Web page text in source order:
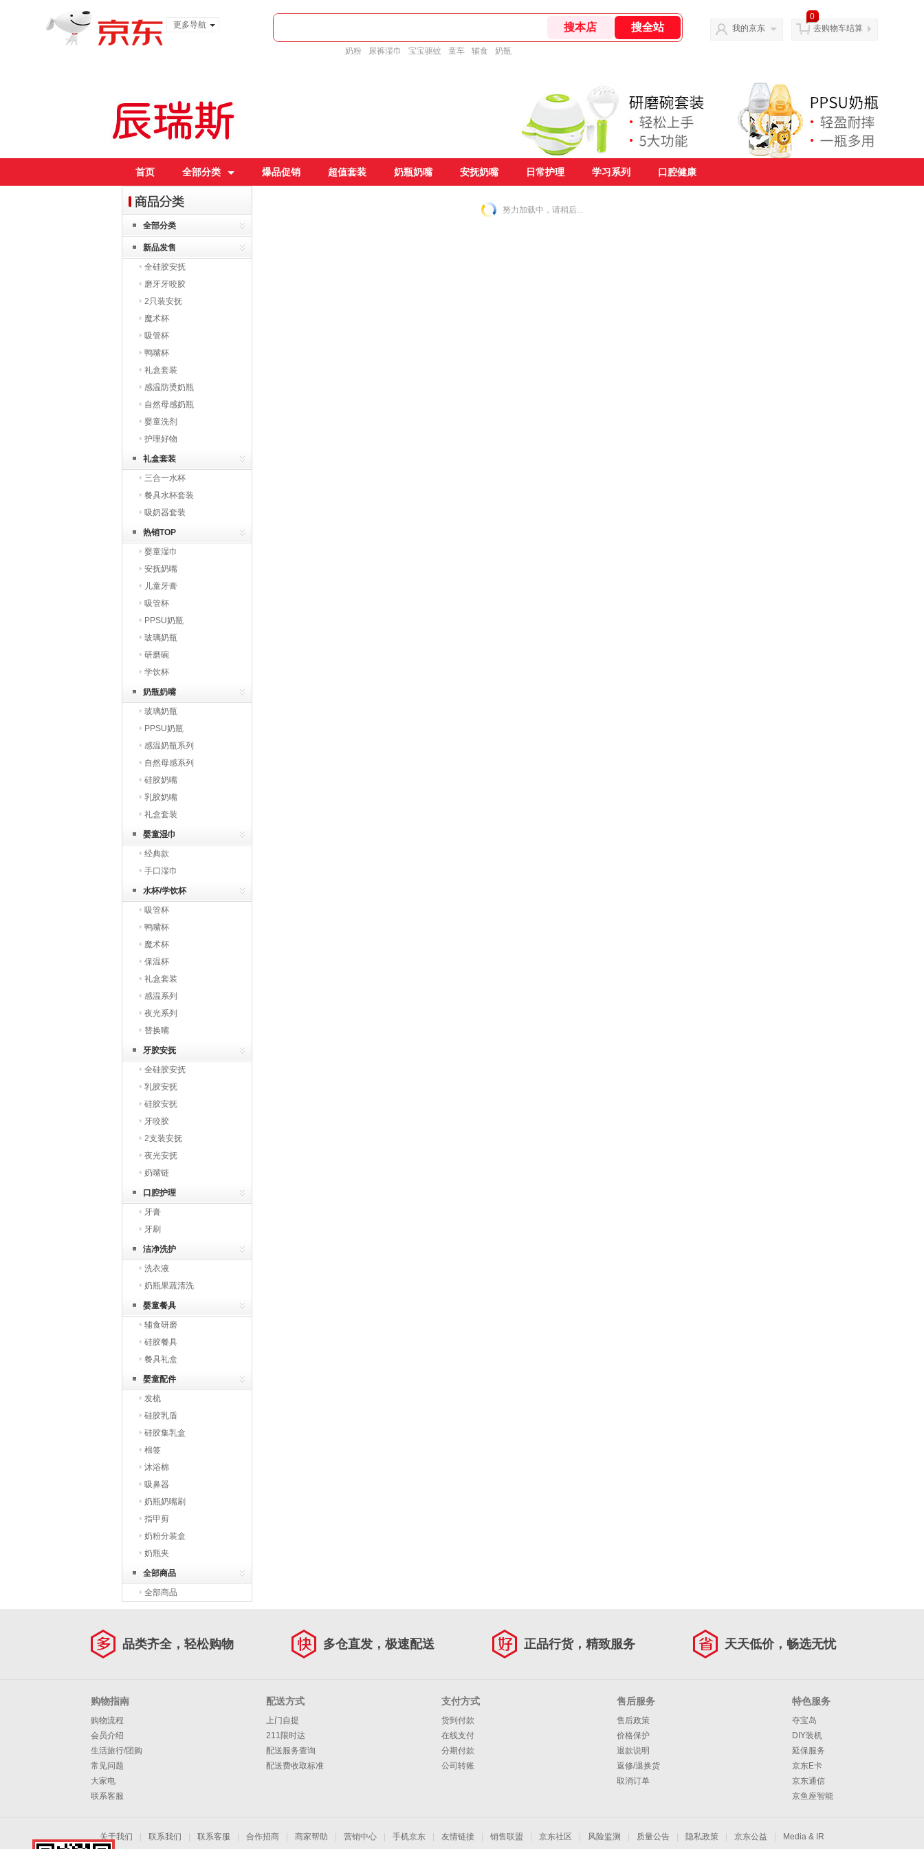
更多导航
奶粉 尿裤湿巾 宝宝驱蚊 童车 辅食 奶瓶
我的京东
0
去购物车结算
首页 全部分类 爆品促销 超值套装 奶瓶奶嘴 安抚奶嘴 日常护理 学习系列 口腔健康
全部分类
新品发售
全硅胶安抚
磨牙牙咬胶
2只装安抚
魔术杯
吸管杯
鸭嘴杯
礼盒套装
感温防烫奶瓶
自然母感奶瓶
婴童洗剂
护理好物
礼盒套装
三合一水杯
餐具水杯套装
吸奶器套装
热销TOP
婴童湿巾
安抚奶嘴
儿童牙膏
吸管杯
PPSU奶瓶
玻璃奶瓶
研磨碗
学饮杯
奶瓶奶嘴
玻璃奶瓶
PPSU奶瓶
感温奶瓶系列
自然母感系列
硅胶奶嘴
乳胶奶嘴
礼盒套装
婴童湿巾
经典款
手口湿巾
水杯/学饮杯
吸管杯
鸭嘴杯
魔术杯
保温杯
礼盒套装
感温系列
夜光系列
替换嘴
牙胶安抚
全硅胶安抚
乳胶安抚
硅胶安抚
牙咬胶
2支装安抚
夜光安抚
奶嘴链
口腔护理
牙膏
牙刷
洁净洗护
洗衣液
奶瓶果蔬清洗
婴童餐具
辅食研磨
硅胶餐具
餐具礼盒
婴童配件
发梳
硅胶乳盾
硅胶集乳盒
棉签
沐浴棉
吸鼻器
奶瓶奶嘴刷
指甲剪
奶粉分装盒
奶瓶夹
全部商品
全部商品
努力加载中，请稍后...
品类齐全，轻松购物 多仓直发，极速配送 正品行货，精致服务 天天低价，畅选无忧
购物指南
购物流程
会员介绍
生活旅行/团购
常见问题
大家电
联系客服
配送方式
上门自提
211限时达
配送服务查询
配送费收取标准
支付方式
货到付款
在线支付
分期付款
公司转账
售后服务
售后政策
价格保护
退款说明
返修/退换货
取消订单
特色服务
夺宝岛
DIY装机
延保服务
京东E卡
京东通信
京鱼座智能
关于我们 联系我们 联系客服 合作招商 商家帮助 营销中心 手机京东 友情链接 销售联盟 京东社区 风险监测 质量公告 隐私政策 京东公益 Media & IR